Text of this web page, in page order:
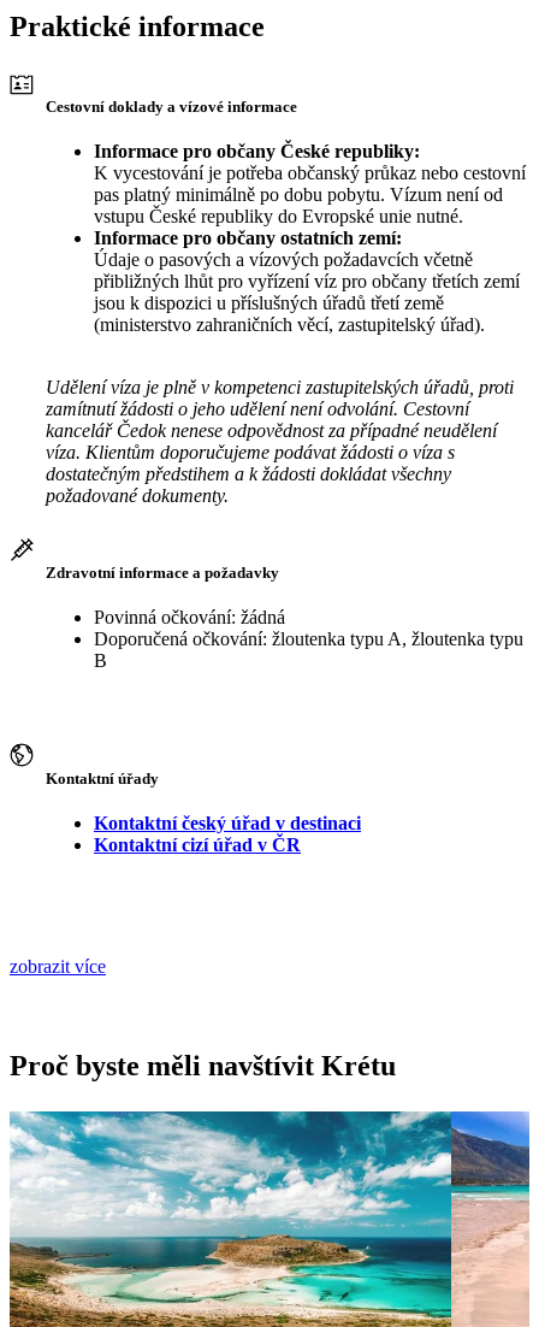
Praktické informace
Cestovní doklady a vízové informace
Informace pro občany České republiky:
K vycestování je potřeba občanský průkaz nebo cestovní
pas platný minimálně po dobu pobytu. Vízum není od
vstupu České republiky do Evropské unie nutné.
Informace pro občany ostatních zemí:
Údaje o pasových a vízových požadavcích včetně
přibližných lhůt pro vyřízení víz pro občany třetích zemí
jsou k dispozici u příslušných úřadů třetí země
(ministerstvo zahraničních věcí, zastupitelský úřad).
Udělení víza je plně v kompetenci zastupitelských úřadů, proti
zamítnutí žádosti o jeho udělení není odvolání. Cestovní
kancelář Čedok nenese odpovědnost za případné neudělení
víza. Klientům doporučujeme podávat žádosti o víza s
dostatečným předstihem a k žádosti dokládat všechny
požadované dokumenty.
Zdravotní informace a požadavky
Povinná očkování: žádná
Doporučená očkování: žloutenka typu A, žloutenka typu
B
Kontaktní úřady
Kontaktní český úřad v destinaci
Kontaktní cizí úřad v ČR
zobrazit více
Proč byste měli navštívit Krétu